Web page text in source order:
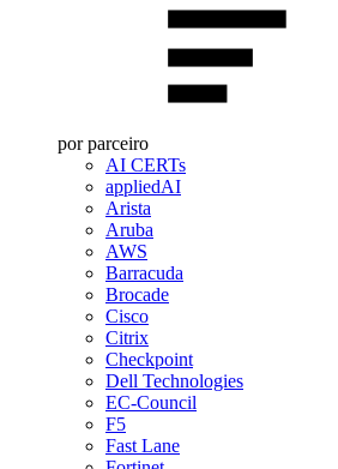
por parceiro
AI CERTs
appliedAI
Arista
Aruba
AWS
Barracuda
Brocade
Cisco
Citrix
Checkpoint
Dell Technologies
EC-Council
F5
Fast Lane